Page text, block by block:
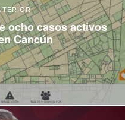
ocho casos activos
Cancún